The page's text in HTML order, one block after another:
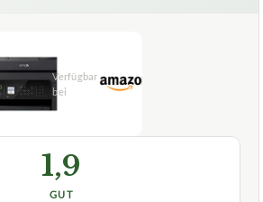
1,9
GUT